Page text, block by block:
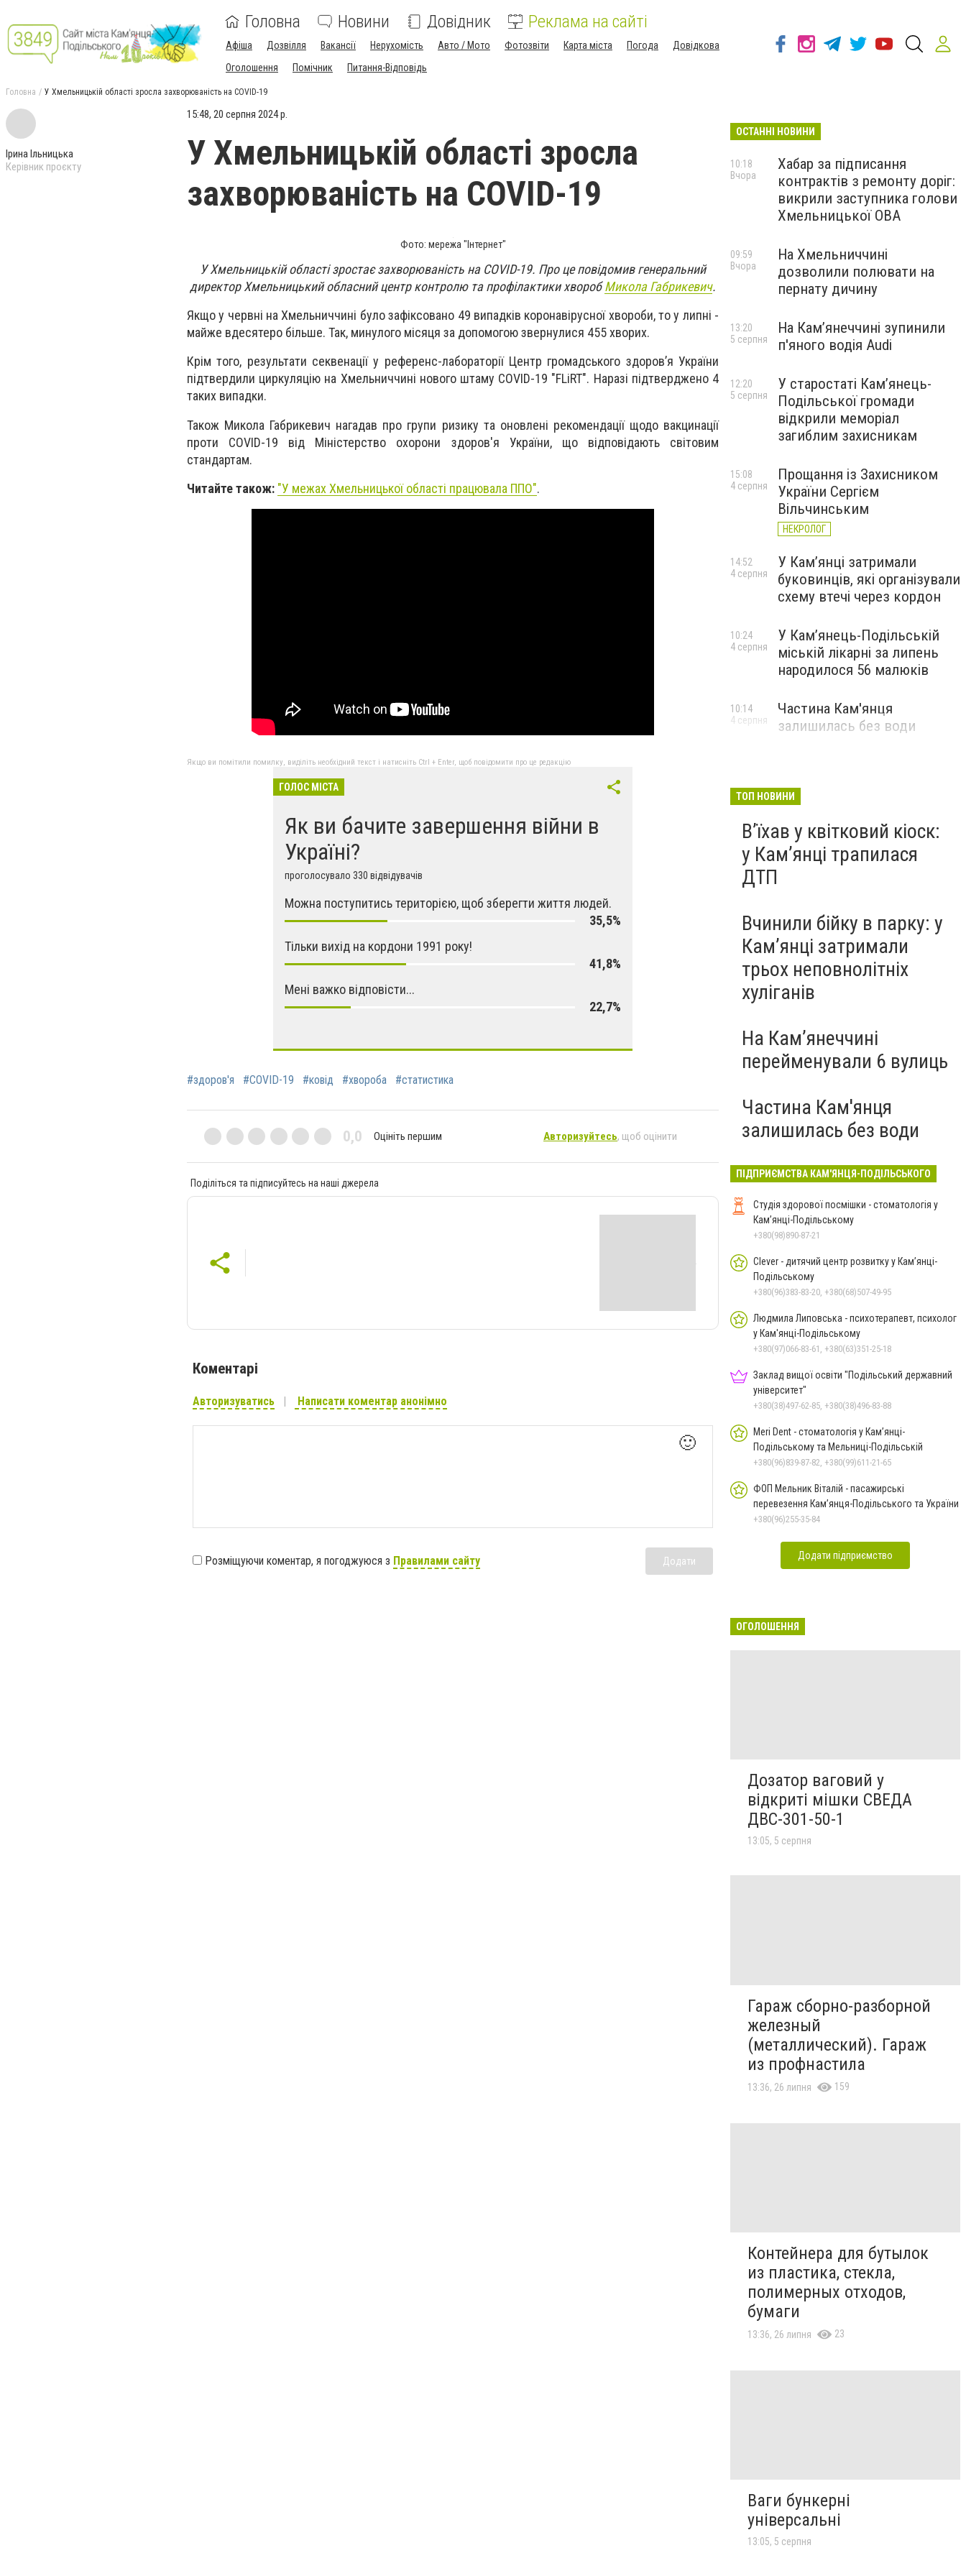
Головна Новини Довідник Реклама на сайті
Афіша Дозвілля Вакансії Нерухомість Авто / Мото Фотозвіти Карта міста Погода
Довідкова
Оголошення
Помічник Питання-Відповідь
Головна У Хмельницькій області зросла захворюваність на COVID-19
Ірина Ільницька
Керівник проєкту
15:48, 20 серпня 2024 р.
У Хмельницькій області зросла
захворюваність на COVID-19
Фото: мережа "Інтернет"
У Хмельницькій області зростає захворюваність на COVID-19. Про це повідомив генеральний
директор Хмельницький обласний центр контролю та профілактики хворобМикола Габрикевич.
Якщо у червні на Хмельниччині було зафіксовано 49 випадків коронавірусної хвороби, то у липні -
майже вдесятеро більше. Так, минулого місяця за допомогою звернулися 455 хворих.
Крім того, результати секвенації у референс-лабораторії Центр громадського здоров’я України
підтвердили циркуляцію на Хмельниччині нового штаму COVID-19 "FLiRT". Наразі підтверджено 4
таких випадки.
Також Микола Габрикевич нагадав про групи ризику та оновлені рекомендації щодо вакцинації
проти COVID-19 від Міністерство охорони здоров'я України, що відповідають світовим
стандартам.
Читайте також: "У межах Хмельницької області працювала ППО".
Якщо ви помітили помилку, виділіть необхідний текст і натисніть Ctrl + Enter, щоб повідомити про це редакцію
ГОЛОС МІСТА
Як ви бачите завершення війни в
Україні?
проголосувало 330 відвідувачів
Можна поступитись територією, щоб зберегти життя людей.
35,5%
Тільки вихід на кордони 1991 року!
41,8%
Мені важко відповісти...
22,7%
#здоров'я #COVID-19 #ковід #хвороба #статистика
0,0 Оцініть першим Авторизуйтесь, щоб оцінити
Поділіться та підписуйтесь на наші джерела
Коментарі
Авторизуватись Написати коментар анонімно
🙂
Розміщуючи коментар, я погоджуюся з Правилами сайту Додати
ОСТАННІ НОВИНИ
Хабар за підписання
контрактів з ремонту доріг:
викрили заступника голови
Хмельницької ОВА
10:18
Вчора
На Хмельниччині
дозволили полювати на
пернату дичину
09:59
Вчора
На Камʼянеччині зупинили
п'яного водія Audi
13:20
5 серпня
У старостаті Кам’янець-
Подільської громади
відкрили меморіал
загиблим захисникам
12:20
5 серпня
Прощання із Захисником
України Сергієм
Вільчинським
НЕКРОЛОГ
15:08
4 серпня
У Кам’янці затримали
буковинців, які організували
схему втечі через кордон
14:52
4 серпня
У Кам’янець-Подільській
міській лікарні за липень
народилося 56 малюків
10:24
4 серпня
Частина Кам'янця
залишилась без води
10:14
4 серпня
ТОП НОВИНИ
Вʼїхав у квітковий кіоск:
у Камʼянці трапилася
ДТП
Вчинили бійку в парку: у
Кам’янці затримали
трьох неповнолітніх
хуліганів
На Камʼянеччині
перейменували 6 вулиць
Частина Кам'янця
залишилась без води
ПІДПРИЄМСТВА КАМ'ЯНЦЯ-ПОДІЛЬСЬКОГО
Студія здорової посмішки - стоматологія у
Кам’янці-Подільському
+380(98)890-87-21
Clever - дитячий центр розвитку у Кам’янці-
Подільському
+380(96)383-83-20, +380(68)507-49-95
Людмила Липовська - психотерапевт, психолог
у Кам'янці-Подільському
+380(97)066-83-61, +380(63)351-25-18
Заклад вищої освіти "Подільський державний
університет"
+380(38)497-62-85, +380(38)496-83-88
Meri Dent - стоматологія у Кам’янці-
Подільському та Мельниці-Подільській
+380(96)839-87-82, +380(99)611-21-65
ФОП Мельник Віталій - пасажирські
перевезення Кам’янця-Подільського та України
+380(96)255-35-84
Додати підприємство
ОГОЛОШЕННЯ
Дозатор ваговий у
відкриті мішки СВЕДА
ДВС-301-50-1
13:05, 5 серпня
Гараж сборно-разборной
железный
(металлический). Гараж
из профнастила
13:36, 26 липня 159
Контейнера для бутылок
из пластика, стекла,
полимерных отходов,
бумаги
13:36, 26 липня 23
Ваги бункерні
універсальні
13:05, 5 серпня